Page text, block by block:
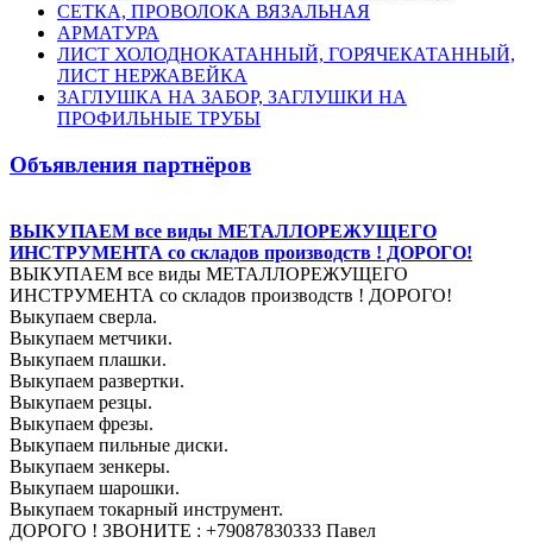
СЕТКА, ПРОВОЛОКА ВЯЗАЛЬНАЯ
АРМАТУРА
ЛИСТ ХОЛОДНОКАТАННЫЙ, ГОРЯЧЕКАТАННЫЙ,
ЛИСТ НЕРЖАВЕЙКА
ЗАГЛУШКА НА ЗАБОР, ЗАГЛУШКИ НА
ПРОФИЛЬНЫЕ ТРУБЫ
Объявления партнёров
ВЫКУПАЕМ все виды МЕТАЛЛОРЕЖУЩЕГО
ИНСТРУМЕНТА со складов производств ! ДОРОГО!
ВЫКУПАЕМ все виды МЕТАЛЛОРЕЖУЩЕГО
ИНСТРУМЕНТА со складов производств ! ДОРОГО!
Выкупаем сверла.
Выкупаем метчики.
Выкупаем плашки.
Выкупаем развертки.
Выкупаем резцы.
Выкупаем фрезы.
Выкупаем пильные диски.
Выкупаем зенкеры.
Выкупаем шарошки.
Выкупаем токарный инструмент.
ДОРОГО ! ЗВОНИТЕ : +79087830333 Павел